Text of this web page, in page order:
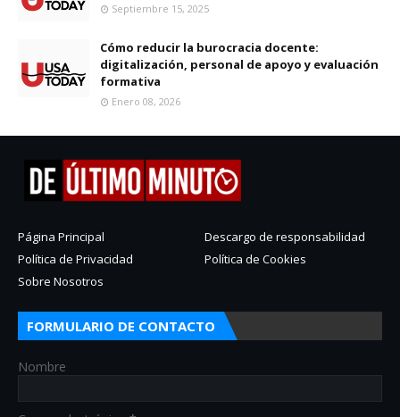
Septiembre 15, 2025
Cómo reducir la burocracia docente:
digitalización, personal de apoyo y evaluación
formativa
Enero 08, 2026
Página Principal
Descargo de responsabilidad
Política de Privacidad
Política de Cookies
Sobre Nosotros
FORMULARIO DE CONTACTO
Nombre